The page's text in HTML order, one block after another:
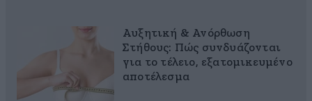
Αυξητική & Ανόρθωση
Στήθους: Πώς συνδυάζονται
για το τέλειο, εξατομικευμένο
αποτέλεσμα